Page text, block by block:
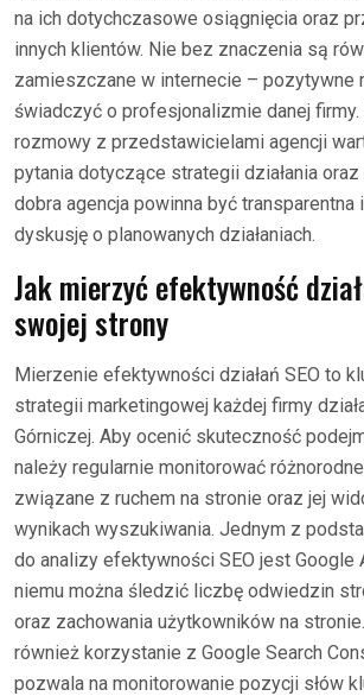
na ich dotychczasowe osiągnięcia oraz
innych klientów. Nie bez znaczenia są
zamieszczane w internecie – pozytywne
świadczyć o profesjonalizmie danej
rozmowy z przedstawicielami agencji
pytania dotyczące strategii działania
dobra agencja powinna być transparentna
dyskusję o planowanych działaniach.
Jak mierzyć efektywność
swojej strony
Mierzenie efektywności działań SEO to
strategii marketingowej każdej firmy
Górniczej. Aby ocenić skuteczność
należy regularnie monitorować
związane z ruchem na stronie oraz jej
wynikach wyszukiwania. Jednym z
do analizy efektywności SEO jest Google
niemu można śledzić liczbę odwiedzin
oraz zachowania użytkowników na
również korzystanie z Google Search
pozwala na monitorowanie pozycji słów